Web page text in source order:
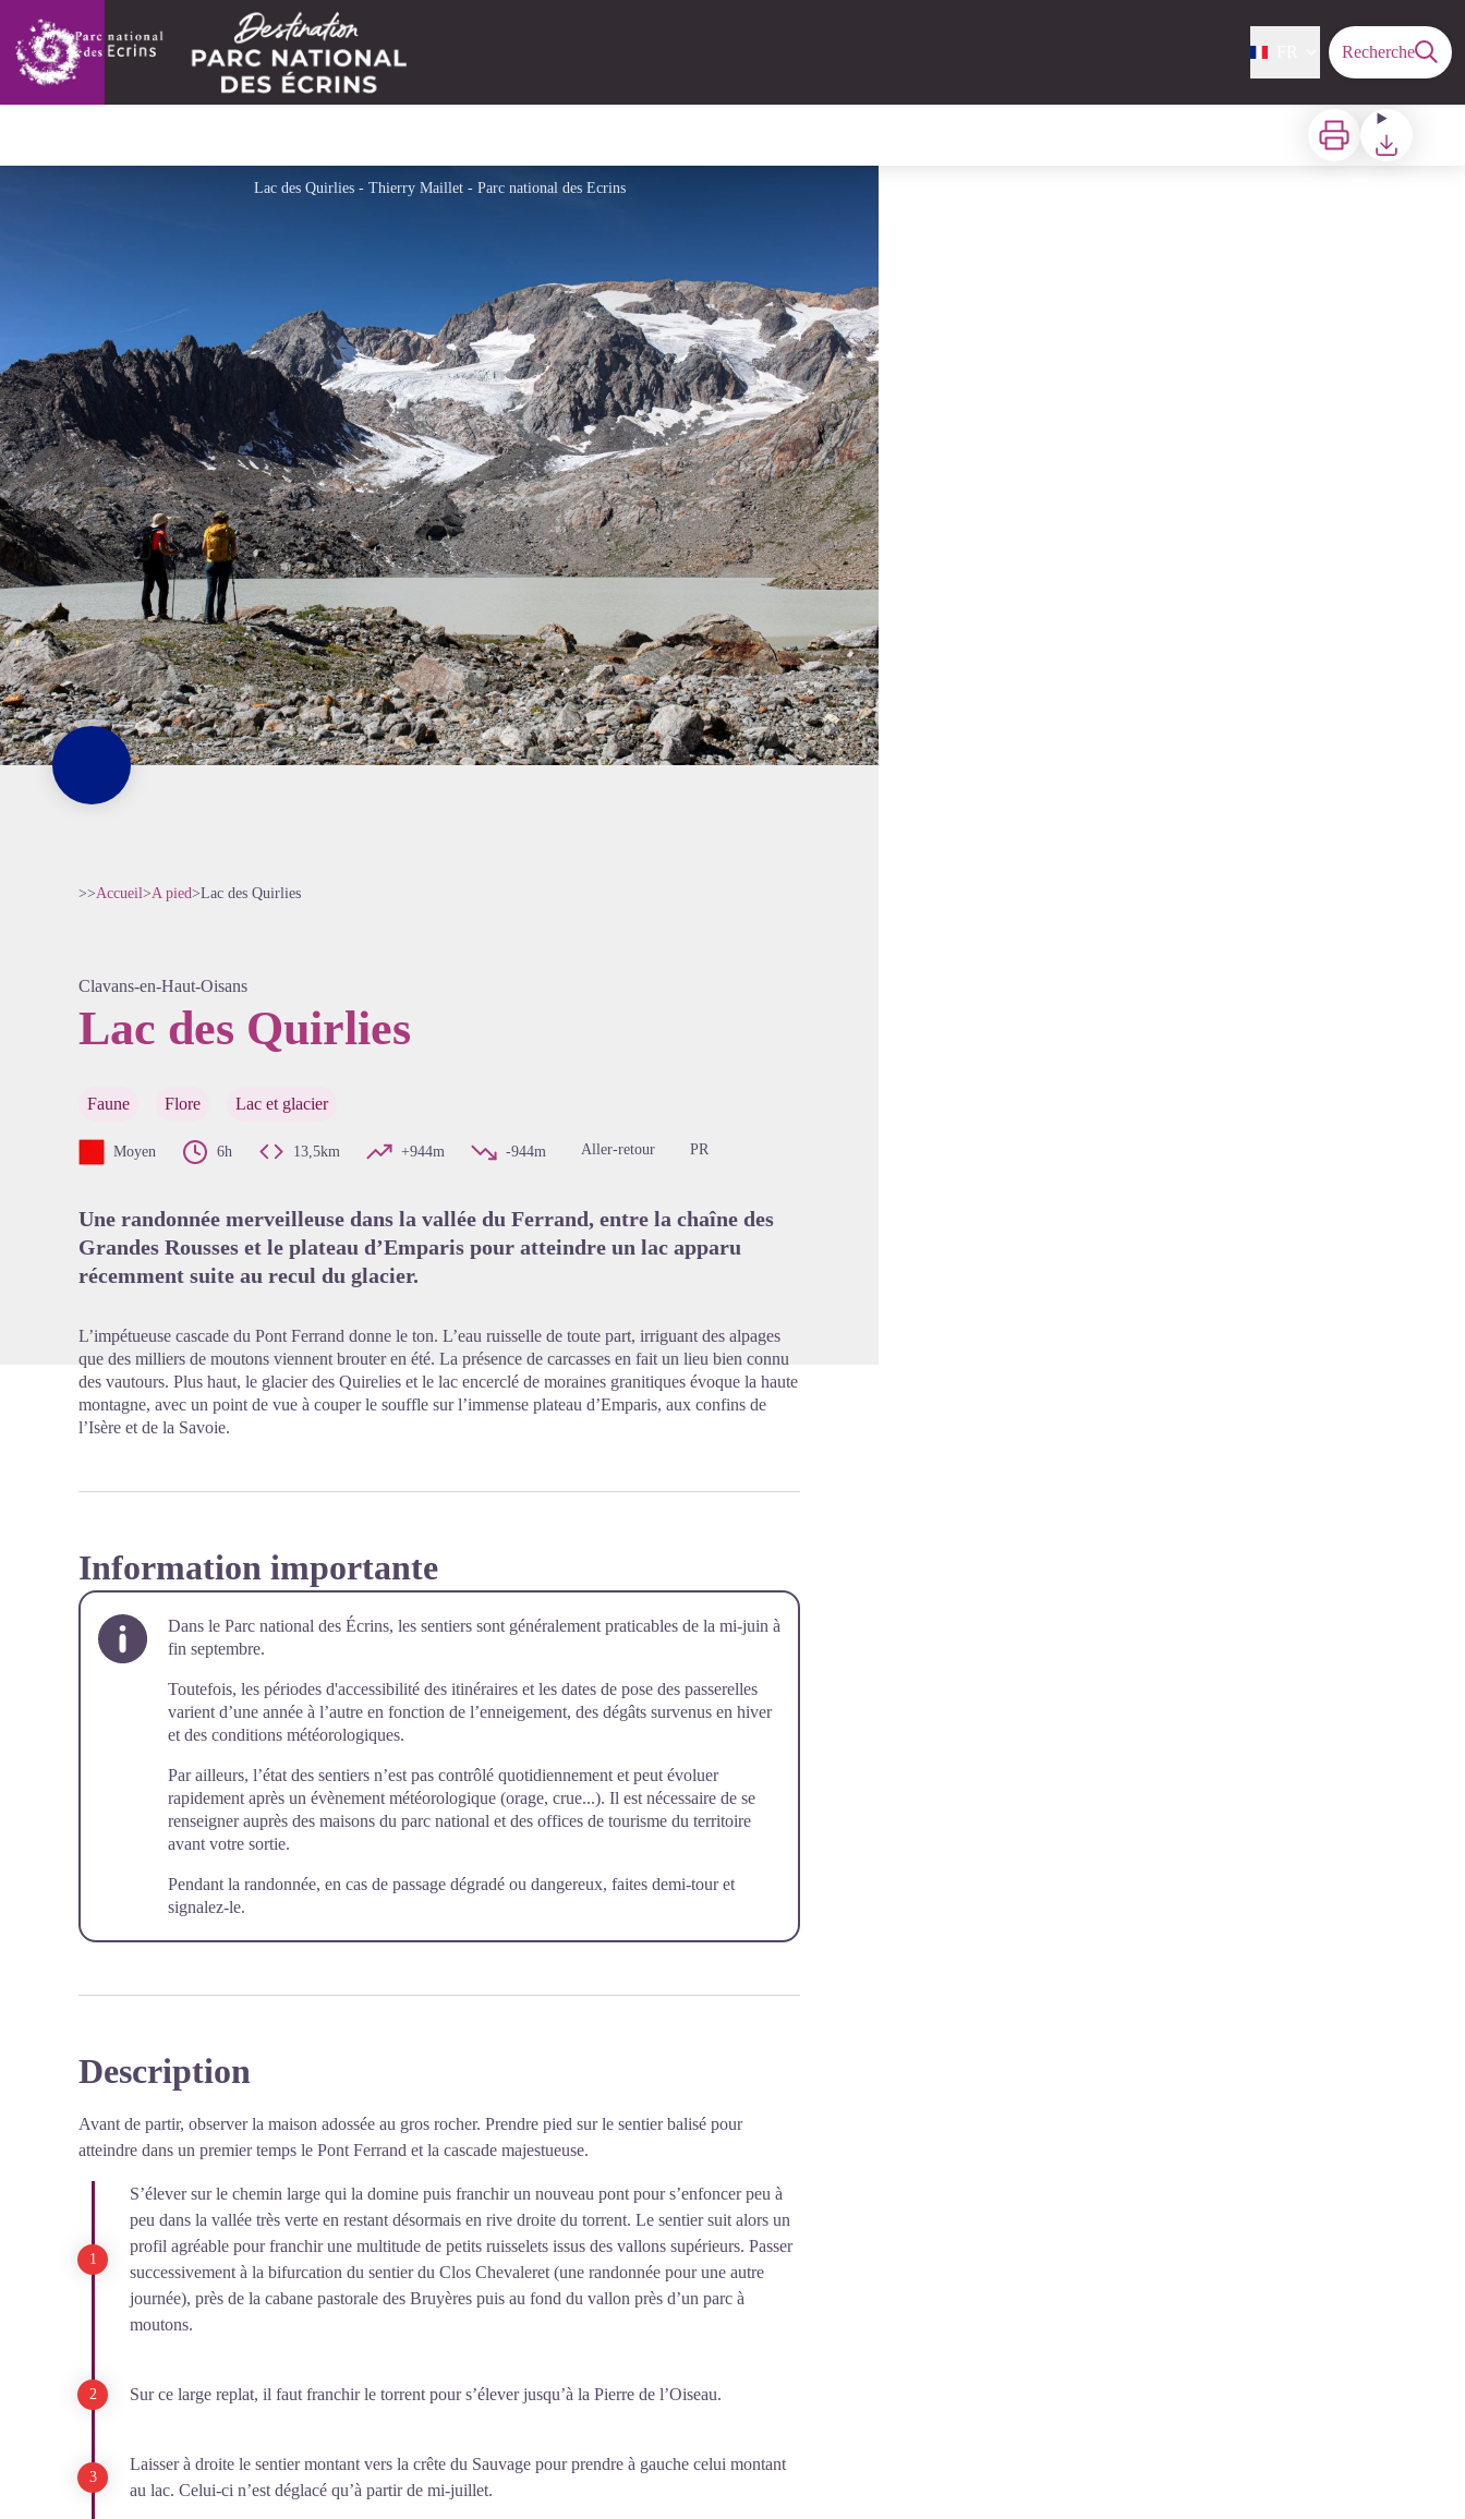
Recherche
Imprimer Télécharger
Lac des Quirlies - Thierry Maillet - Parc national des Ecrins
>>Accueil>A pied>Lac des Quirlies
Clavans-en-Haut-Oisans
Lac des Quirlies
Faune Flore Lac et glacier
Moyen 6h 13,5km +944m -944m Aller-retour PR
Une randonnée merveilleuse dans la vallée du Ferrand, entre la chaîne des
Grandes Rousses et le plateau d’Emparis pour atteindre un lac apparu
récemment suite au recul du glacier.
L’impétueuse cascade du Pont Ferrand donne le ton. L’eau ruisselle de toute part, irriguant des alpages
que des milliers de moutons viennent brouter en été. La présence de carcasses en fait un lieu bien connu
des vautours. Plus haut, le glacier des Quirelies et le lac encerclé de moraines granitiques évoque la haute
montagne, avec un point de vue à couper le souffle sur l’immense plateau d’Emparis, aux confins de
l’Isère et de la Savoie.
Information importante
Dans le Parc national des Écrins, les sentiers sont généralement praticables de la mi-juin à
fin septembre.
Toutefois, les périodes d'accessibilité des itinéraires et les dates de pose des passerelles
varient d’une année à l’autre en fonction de l’enneigement, des dégâts survenus en hiver
et des conditions météorologiques.
Par ailleurs, l’état des sentiers n’est pas contrôlé quotidiennement et peut évoluer
rapidement après un évènement météorologique (orage, crue...). Il est nécessaire de se
renseigner auprès des maisons du parc national et des offices de tourisme du territoire
avant votre sortie.
Pendant la randonnée, en cas de passage dégradé ou dangereux, faites demi-tour et
signalez-le.
Description
Avant de partir, observer la maison adossée au gros rocher. Prendre pied sur le sentier balisé pour
atteindre dans un premier temps le Pont Ferrand et la cascade majestueuse.
S’élever sur le chemin large qui la domine puis franchir un nouveau pont pour s’enfoncer peu à
peu dans la vallée très verte en restant désormais en rive droite du torrent. Le sentier suit alors un
profil agréable pour franchir une multitude de petits ruisselets issus des vallons supérieurs. Passer
successivement à la bifurcation du sentier du Clos Chevaleret (une randonnée pour une autre
journée), près de la cabane pastorale des Bruyères puis au fond du vallon près d’un parc à
moutons.
Sur ce large replat, il faut franchir le torrent pour s’élever jusqu’à la Pierre de l’Oiseau.
Laisser à droite le sentier montant vers la crête du Sauvage pour prendre à gauche celui montant
au lac. Celui-ci n’est déglacé qu’à partir de mi-juillet.